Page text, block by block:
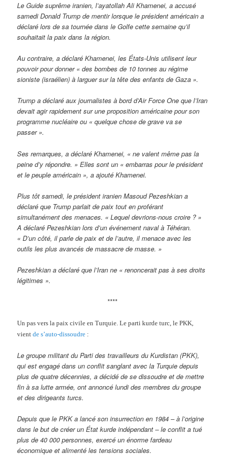
Le Guide suprême iranien, l’ayatollah Ali Khamenei, a accusé
samedi Donald Trump de mentir lorsque le président américain a
déclaré lors de sa tournée dans le Golfe cette semaine qu’il
souhaitait la paix dans la région.
Au contraire, a déclaré Khamenei, les États-Unis utilisent leur
pouvoir pour donner « des bombes de 10 tonnes au régime
sioniste (israélien) à larguer sur la tête des enfants de Gaza ».
Trump a déclaré aux journalistes à bord d’Air Force One que l’Iran
devait agir rapidement sur une proposition américaine pour son
programme nucléaire ou « quelque chose de grave va se
passer ».
Ses remarques, a déclaré Khamenei, « ne valent même pas la
peine d’y répondre. » Elles sont un « embarras pour le président
et le peuple américain », a ajouté Khamenei.
Plus tôt samedi, le président iranien Masoud Pezeshkian a
déclaré que Trump parlait de paix tout en proférant
simultanément des menaces. « Lequel devrions-nous croire ? »
A déclaré Pezeshkian lors d’un événement naval à Téhéran.
« D’un côté, il parle de paix et de l’autre, il menace avec les
outils les plus avancés de massacre de masse. »
Pezeshkian a déclaré que l’Iran ne « renoncerait pas à ses droits
légitimes ».
****
Un pas vers la paix civile en Turquie. Le parti kurde turc, le PKK,
vientde s’auto-dissoudre :
Le groupe militant du Parti des travailleurs du Kurdistan (PKK),
qui est engagé dans un conflit sanglant avec la Turquie depuis
plus de quatre décennies, a décidé de se dissoudre et de mettre
fin à sa lutte armée, ont annoncé lundi des membres du groupe
et des dirigeants turcs.
Depuis que le PKK a lancé son insurrection en 1984 – à l’origine
dans le but de créer un État kurde indépendant – le conflit a tué
plus de 40 000 personnes, exercé un énorme fardeau
économique et alimenté les tensions sociales.